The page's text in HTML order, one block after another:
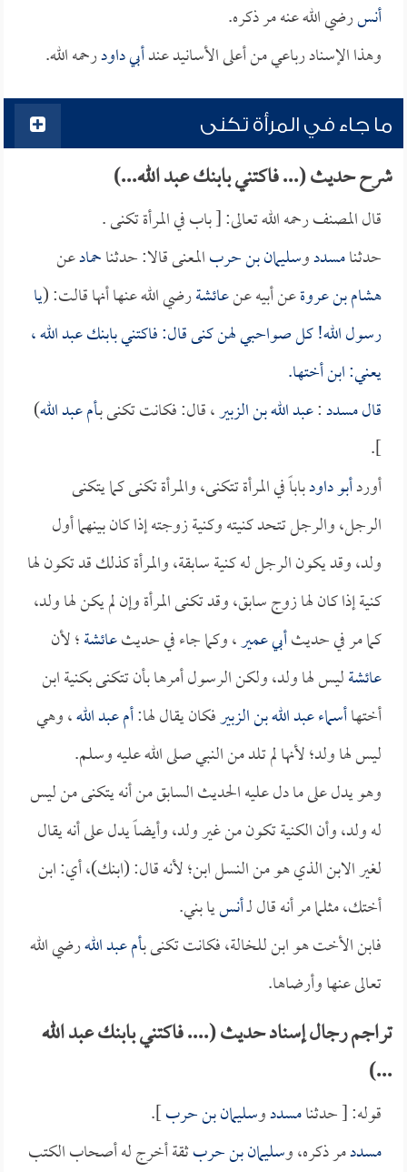
أنسرضي الله عنه مر ذكره.
وهذا الإسناد رباعي من أعلى الأسانيد عندأبي داودرحمه الله.
ما جاء في المرأة تكنى
شرح حديث (... فاكتني بابنك عبد الله...)
قال المصنف رحمه الله تعالى: [ باب في المرأة تكنى .
حدثنامسددوسليمان بن حربالمعنى قالا: حدثناحمادعن
هشام بن عروةعن أبيه عنعائشةرضي الله عنها أنها قالت: (يا
رسول الله! كل صواحبي لهن كنى قال: فاكتني بابنكعبد الله،
يعني: ابن أختها.
قالمسدد:عبد الله بن الزبير، قال: فكانت تكنى بـأم عبد الله)
].
أوردأبو داودباباً في المرأة تتكنى، والمرأة تكنى كما يتكنى
الرجل، والرجل تتحد كنيته وكنية زوجته إذا كان بينهما أول
ولد، وقد يكون الرجل له كنية سابقة، والمرأة كذلك قد تكون لها
كنية إذا كان لها زوج سابق، وقد تكنى المرأة وإن لم يكن لها ولد،
كما مر في حديثأبي عمير، وكما جاء في حديثعائشة؛ لأن
عائشةليس لها ولد، ولكن الرسول أمرها بأن تتكنى بكنية ابن
أختهاأسماءعبد الله بن الزبيرفكان يقال لها:أم عبد الله، وهي
ليس لها ولد؛ لأنها لم تلد من النبي صلى الله عليه وسلم.
وهو يدل على ما دل عليه الحديث السابق من أنه يتكنى من ليس
له ولد، وأن الكنية تكون من غير ولد، وأيضاً يدل على أنه يقال
لغير الابن الذي هو من النسل ابن؛ لأنه قال: (ابنك)، أي: ابن
أختك، مثلما مر أنه قال لـأنسيا بني.
فابن الأخت هو ابن للخالة، فكانت تكنى بأم عبد اللهرضي الله
تعالى عنها وأرضاها.
تراجم رجال إسناد حديث (.... فاكتني بابنك عبد الله
...)
قوله: [ حدثنامسددوسليمان بن حرب].
مسددمر ذكره، وسليمان بن حربثقة أخرج له أصحاب الكتب